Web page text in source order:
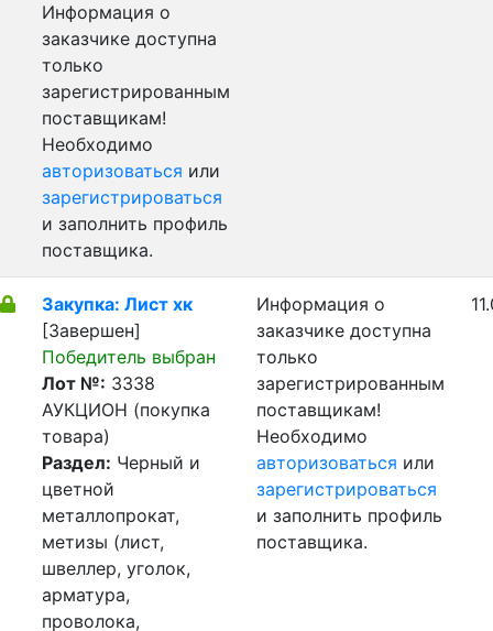
Информация о
заказчике доступна
только
зарегистрированным
поставщикам!
Необходимо
авторизоваться или
зарегистрироваться
и заполнить профиль
поставщика.
Закупка: Лист хк
[Завершен]
Победитель выбран
Лот №: 3338
АУКЦИОН (покупка
товара)
Раздел: Черный и
цветной
металлопрокат,
метизы (лист,
швеллер, уголок,
арматура,
проволока,
Информация о
заказчике доступна
только
зарегистрированным
поставщикам!
Необходимо
авторизоваться или
зарегистрироваться
и заполнить профиль
поставщика.